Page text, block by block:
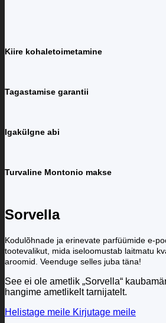
Kiire kohaletoimetamine
Tagastamise garantii
Igakülgne abi
Turvaline Montonio makse
Sorvella
Kodulõhnade ja erinevate parfüümide e-
tootevalikut, mida iseloomustab laitmatu
aroomid. Veenduge selles juba täna!
See ei ole ametlik „Sorvella“
hangime ametlikelt tarnijatelt.
Helistage meile Kirjutage meile